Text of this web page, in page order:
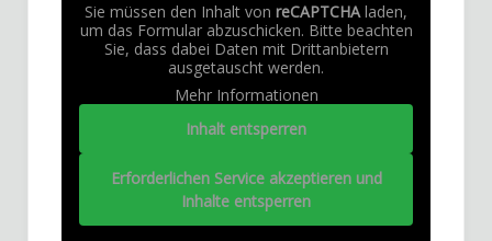
Sie müssen den Inhalt von reCAPTCHAladen,
um das Formular abzuschicken. Bitte beachten
Sie, dass dabei Daten mit Drittanbietern
ausgetauscht werden.
Mehr Informationen
Inhalt entsperren
Erforderlichen Service akzeptieren und
Inhalte entsperren